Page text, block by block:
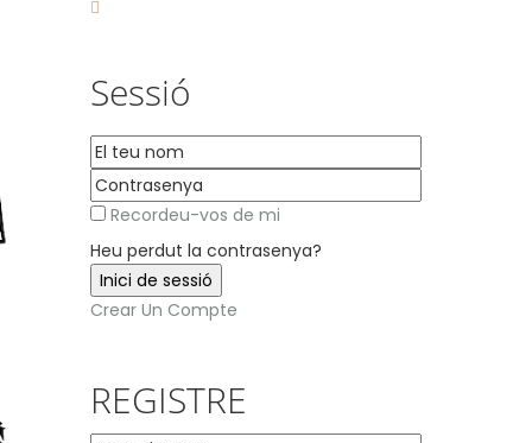
Sessió
Recordeu-vos de mi
Heu perdut la contrasenya?
Crear Un Compte
REGISTRE